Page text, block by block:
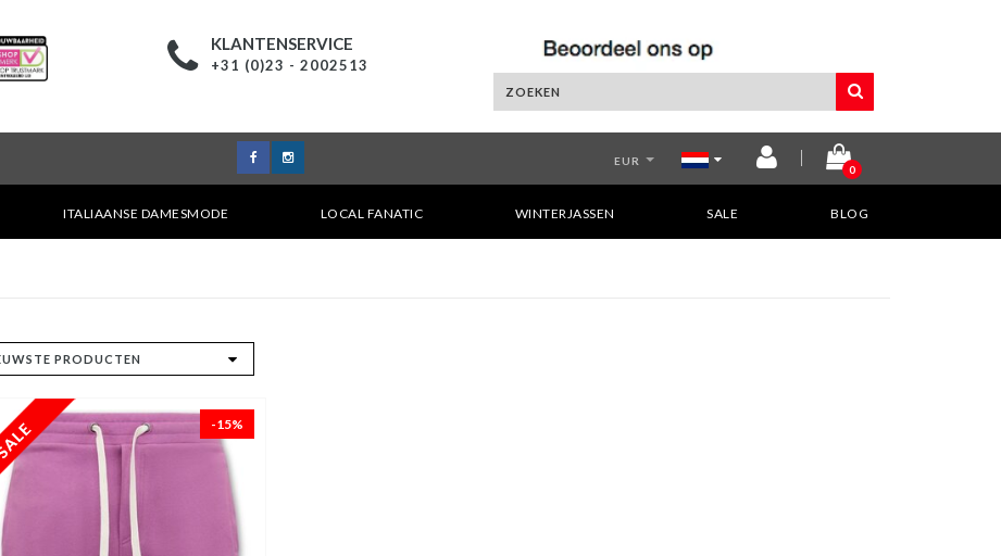
KLANTENSERVICE
+31 (0)23 - 2002513
EUR
0
ITALIAANSE DAMESMODE LOCAL FANATIC WINTERJASSEN SALE BLOG
-15%